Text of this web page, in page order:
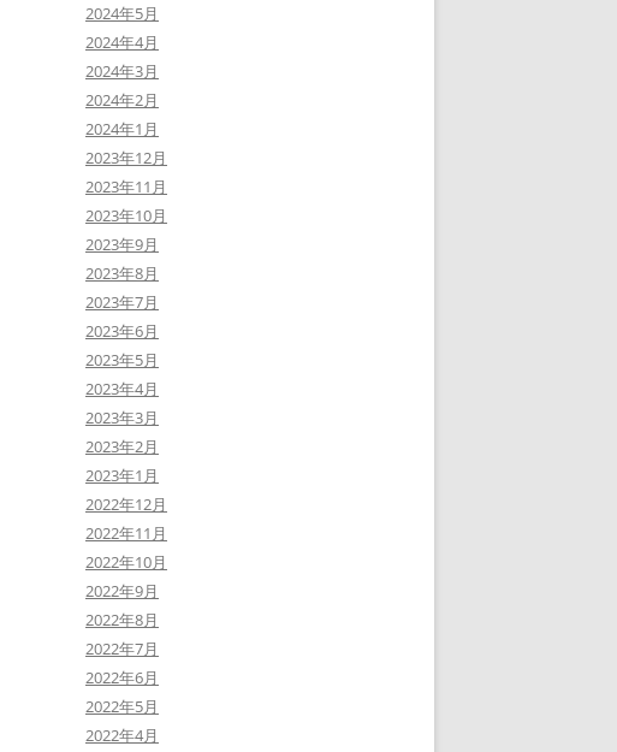
2024年5月
2024年4月
2024年3月
2024年2月
2024年1月
2023年12月
2023年11月
2023年10月
2023年9月
2023年8月
2023年7月
2023年6月
2023年5月
2023年4月
2023年3月
2023年2月
2023年1月
2022年12月
2022年11月
2022年10月
2022年9月
2022年8月
2022年7月
2022年6月
2022年5月
2022年4月